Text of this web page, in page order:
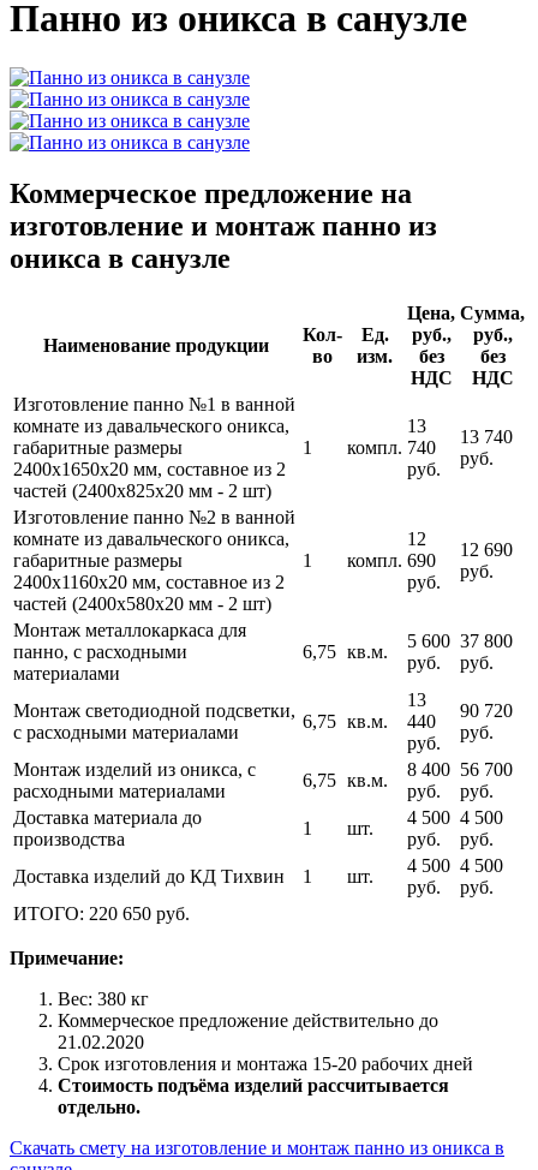
Панно из оникса в санузле
Коммерческое предложение на
изготовление и монтаж панно из
оникса в санузле
Наименование продукции
Кол-
во
Ед.
изм.
Цена,
руб.,
без
НДС
Сумма,
руб.,
без
НДС
Изготовление панно №1 в ванной
комнате из давальческого оникса,
габаритные размеры
2400х1650х20 мм, составное из 2
частей (2400х825х20 мм - 2 шт)
1 компл.
13
740
руб.
13 740
руб.
Изготовление панно №2 в ванной
комнате из давальческого оникса,
габаритные размеры
2400х1160х20 мм, составное из 2
частей (2400х580х20 мм - 2 шт)
1 компл.
12
690
руб.
12 690
руб.
Монтаж металлокаркаса для
панно, с расходными
материалами
6,75 кв.м.
5 600
руб.
37 800
руб.
Монтаж светодиодной подсветки,
с расходными материалами
6,75 кв.м.
13
440
руб.
90 720
руб.
Монтаж изделий из оникса, с
расходными материалами
6,75 кв.м.
8 400
руб.
56 700
руб.
Доставка материала до
производства
1 шт.
4 500
руб.
4 500
руб.
Доставка изделий до КД Тихвин
1 шт.
4 500
руб.
4 500
руб.
ИТОГО: 220 650 руб.
Примечание:
Вес: 380 кг
Коммерческое предложение действительно до
21.02.2020
Срок изготовления и монтажа 15-20 рабочих дней
Стоимость подъёма изделий рассчитывается
отдельно.
Скачать смету на изготовление и монтаж панно из оникса в